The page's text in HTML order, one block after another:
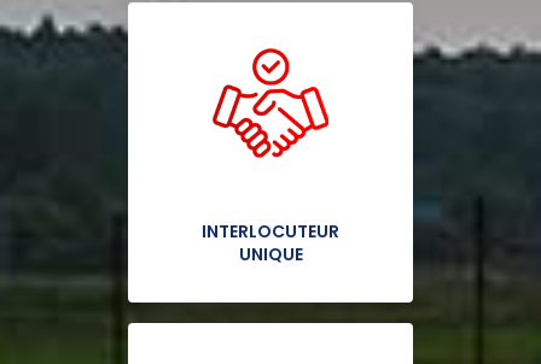
INTERLOCUTEUR
UNIQUE